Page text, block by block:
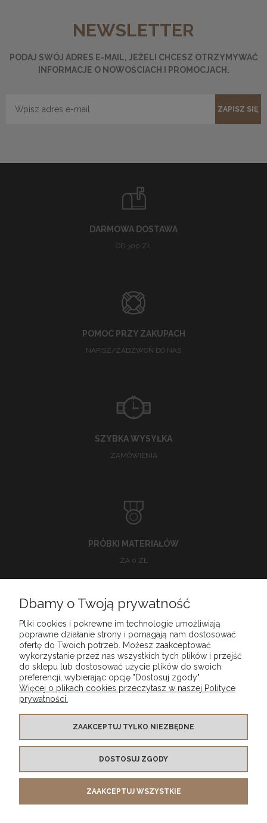
NEWSLETTER
PODAJ SWÓJ ADRES E-MAIL, JEŻELI CHCESZ OTRZYMYWAĆ
INFORMACJE O NOWOŚCIACH I PROMOCJACH.
ZAPISZ SIĘ
DARMOWA DOSTAWA
OD 300 ZŁ
POMOC PRZY ZAKUPACH
NAPISZ/ZADZWOŃ DO NAS
SZYBKA WYSYŁKA
ZAMÓWIENIA
PRÓBKI MATERIAŁÓW
ZA 0 ZŁ
O NAS
POMOC
MOJE KONTO
PŁATNOŚCI I DOSTAWA
info@tkaninowyoutlet.pl|604 896 420| NIP: 8943045500 | REGON:
022113796
Dbamy o Twoją prywatność
Pliki cookies i pokrewne im technologie umożliwiają
poprawne działanie strony i pomagają nam dostosować
ofertę do Twoich potrzeb. Możesz zaakceptować
wykorzystanie przez nas wszystkich tych plików i przejść
do sklepu lub dostosować użycie plików do swoich
preferencji, wybierając opcję "Dostosuj zgody".
Więcej o plikach cookies przeczytasz w naszej Polityce
prywatności.
ZAAKCEPTUJ TYLKO NIEZBĘDNE
DOSTOSUJ ZGODY
ZAAKCEPTUJ WSZYSTKIE